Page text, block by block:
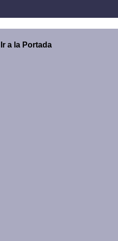
Ir a la Portada